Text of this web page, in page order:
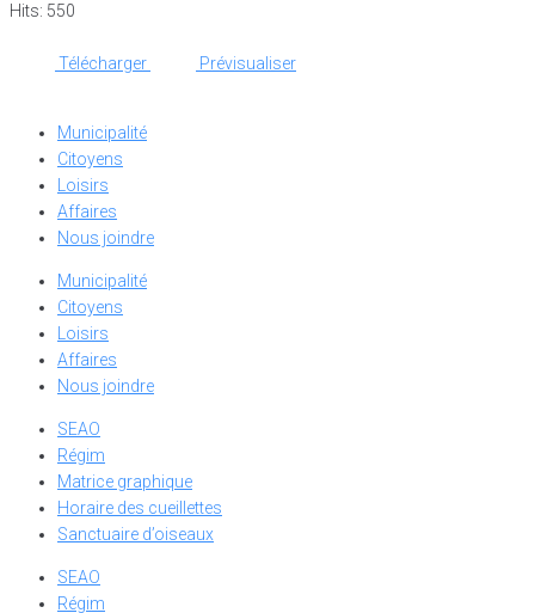
Hits: 550
Télécharger Prévisualiser
Municipalité
Citoyens
Loisirs
Affaires
Nous joindre
Municipalité
Citoyens
Loisirs
Affaires
Nous joindre
SEAO
Régim
Matrice graphique
Horaire des cueillettes
Sanctuaire d’oiseaux
SEAO
Régim